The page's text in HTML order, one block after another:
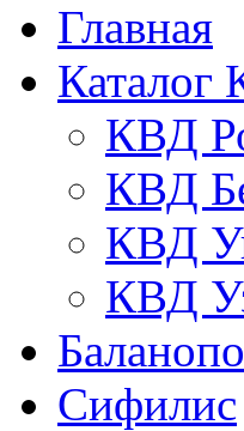
Главная
Каталог
КВД
КВД
КВД
КВД
Сифилис